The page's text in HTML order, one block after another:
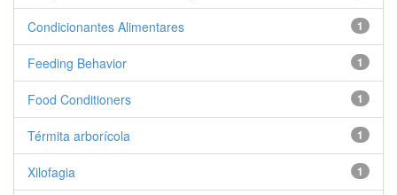
1
Condicionantes Alimentares
1
Feeding Behavior
1
Food Conditioners
1
Térmita arborícola
1
Xilofagia